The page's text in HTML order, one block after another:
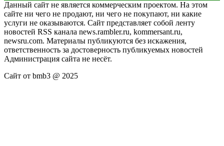
Данный сайт не является коммерческим проектом. На этом
сайте ни чего не продают, ни чего не покупают, ни какие
услуги не оказываются. Сайт представляет собой ленту
новостей RSS канала news.rambler.ru, kommersant.ru,
newsru.com. Материалы публикуются без искажения,
ответственность за достоверность публикуемых новостей
Администрация сайта не несёт.
Сайт от bmb3 @ 2025